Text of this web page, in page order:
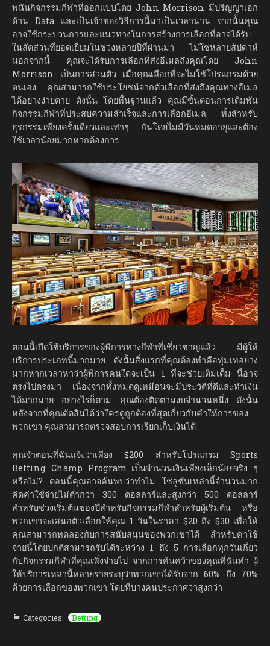
พนันกิจกรรมกีฬาที่ออกแบบโดย John Morrison มีปริญญาเอก
ด้าน Data และเป็นเจ้าของวิธีการนี้มาเป็นเวลานาน จากนั้นคุณ
อาจใช้กระบวนการและแนวทางในการสร้างการเลือกที่อาจได้รับ
ในสัดส่วนที่ยอดเยี่ยมในช่วงหลายปีที่ผ่านมา ไม่ใช่หลายสัปดาห์
นอกจากนี้ คุณจะได้รับการเลือกที่ส่งอีเมลถึงคุณโดย John
Morrison เป็นการส่วนตัว เมื่อคุณเลือกที่จะไม่ใช้โปรแกรมด้วย
ตนเอง คุณสามารถใช้ประโยชน์จากตัวเลือกที่ส่งถึงคุณทางอีเมล
ได้อย่างง่ายดาย ดังนั้น โดยพื้นฐานแล้ว คุณมีขั้นตอนการเดิมพัน
กิจกรรมกีฬาที่ประสบความสำเร็จและการเลือกอีเมล ทั้งสำหรับ
ธุรกรรมเพียงครั้งเดียวและเท่าๆ กันโดยไม่มีวันหมดอายุและต้อง
ใช้เวลาน้อยมากหากต้องการ
ตอนนี้เปิดใช้บริการของผู้พิการทางกีฬาที่เชี่ยวชาญแล้ว มีผู้ให้
บริการประเภทนี้มากมาย ดังนั้นสิ่งแรกที่คุณต้องทำคือทุ่มเทอย่าง
มากหากเวลาหาว่าผู้พิการคนใดจะเป็น 1 ที่จะช่วยเติมเต็ม นี้อาจ
ตรงไปตรงมา เนื่องจากทั้งหมดดูเหมือนจะมีประวัติที่ดีและทำเงิน
ได้มากมาย อย่างไรก็ตาม คุณต้องติดตามงบจำนวนหนึ่ง ดังนั้น
หลังจากที่คุณตัดสินได้ว่าใครดูถูกต้องที่สุดเกี่ยวกับคำให้การของ
พวกเขา คุณสามารถตรวจสอบการเรียกเก็บเงินได้
คุณจำตอนที่ฉันแจ้งว่าเพียง $200 สำหรับโปรแกรม Sports
Betting Champ Program เป็นจำนวนเงินเพียงเล็กน้อยจริง ๆ
หรือไม่? ตอนนี้คุณอาจค้นพบว่าทำไม โซลูชันเหล่านี้จำนวนมาก
คิดค่าใช้จ่ายไม่ต่ำกว่า 300 ดอลลาร์และสูงกว่า 500 ดอลลาร์
สำหรับช่วงเริ่มต้นของปีสำหรับกิจกรรมกีฬาสำหรับผู้เริ่มต้น หรือ
พวกเขาจะเสนอตัวเลือกให้คุณ 1 วันในราคา $20 ถึง $30 เพื่อให้
คุณสามารถทดลองกับการสนับสนุนของพวกเขาได้ สำหรับค่าใช้
จ่ายนี้โดยปกติสามารถรับได้ระหว่าง 1 ถึง 5 การเลือกทุกวันเกี่ยว
กับกิจกรรมกีฬาที่คุณเพิ่งจ่ายไป จากการค้นคว้าของคุณที่ฉันทำ ผู้
ให้บริการเหล่านี้หลายรายระบุว่าพวกเขาได้รับจาก 60% ถึง 70%
ด้วยการเลือกของพวกเขา โดยที่บางคนประกาศว่าสูงกว่า
Categories: Betting